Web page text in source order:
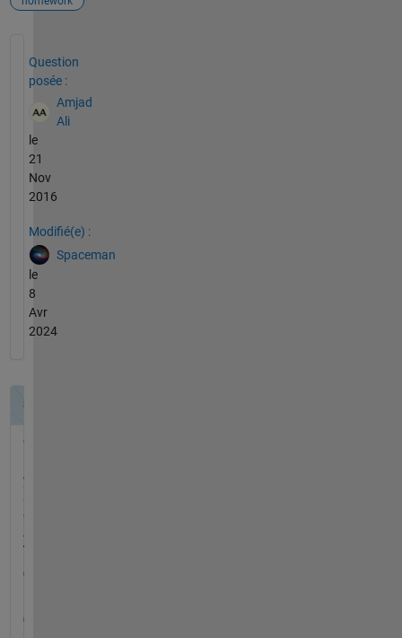
Question
posée :
Amjad
Ali
le
21
Nov
2016
Modifié(e) :
Spaceman
le
8
Avr
2024